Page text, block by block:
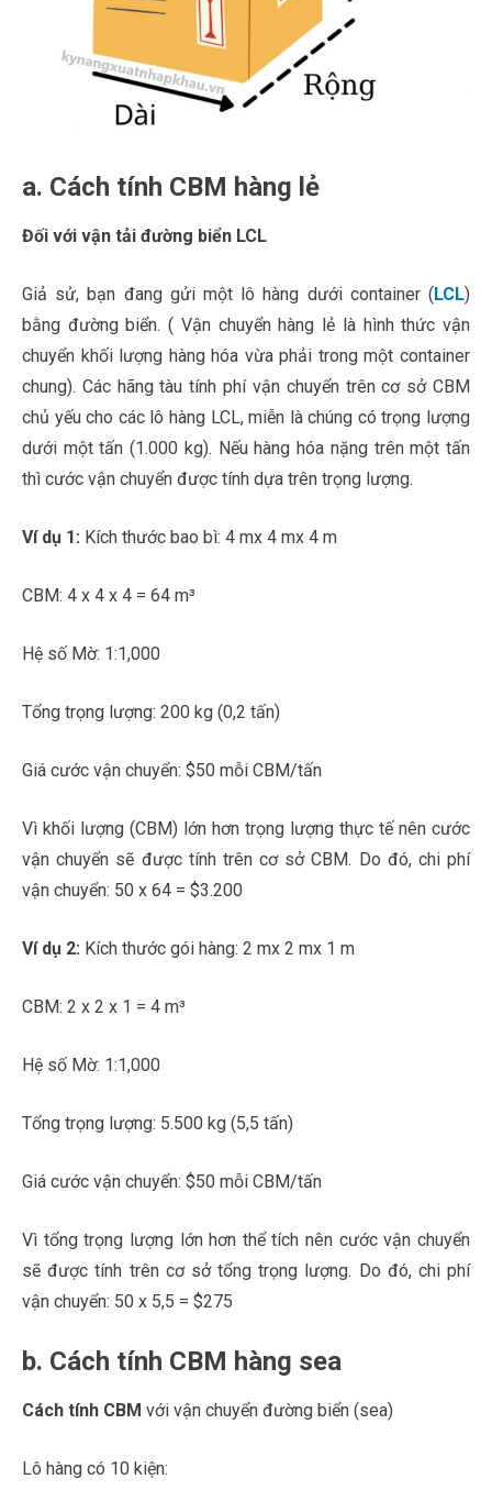
a. Cách tính CBM hàng lẻ
Đối với vận tải đường biển LCL
Giả sử, bạn đang gửi một lô hàng dưới container ( LCL)
bằng đường biển. ( Vận chuyển hàng lẻ là hình thức vận
chuyển khối lượng hàng hóa vừa phải trong một container
chung). Các hãng tàu tính phí vận chuyển trên cơ sở CBM
chủ yếu cho các lô hàng LCL, miễn là chúng có trọng lượng
dưới một tấn (1.000 kg). Nếu hàng hóa nặng trên một tấn
thì cước vận chuyển được tính dựa trên trọng lượng.
Ví dụ 1: Kích thước bao bì: 4 mx 4 mx 4 m
CBM: 4 x 4 x 4 = 64 m³
Hệ số Mờ: 1:1,000
Tổng trọng lượng: 200 kg (0,2 tấn)
Giá cước vận chuyển: $50 mỗi CBM/tấn
Vì khối lượng (CBM) lớn hơn trọng lượng thực tế nên cước
vận chuyển sẽ được tính trên cơ sở CBM. Do đó, chi phí
vận chuyển: 50 x 64 = $3.200
Ví dụ 2: Kích thước gói hàng: 2 mx 2 mx 1 m
CBM: 2 x 2 x 1 = 4 m³
Hệ số Mờ: 1:1,000
Tổng trọng lượng: 5.500 kg (5,5 tấn)
Giá cước vận chuyển: $50 mỗi CBM/tấn
Vì tổng trọng lượng lớn hơn thể tích nên cước vận chuyển
sẽ được tính trên cơ sở tổng trọng lượng. Do đó, chi phí
vận chuyển: 50 x 5,5 = $275
b. Cách tính CBM hàng sea
Cách tính CBM với vận chuyển đường biển (sea)
Lô hàng có 10 kiện: